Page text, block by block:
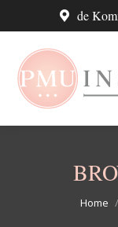
de
Je
Home